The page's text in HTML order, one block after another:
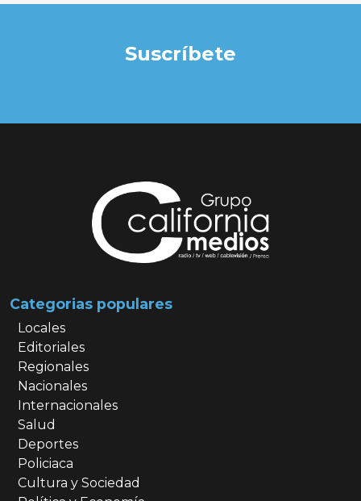
Suscríbete
Categorias populares
Locales
Editoriales
Regionales
Nacionales
Internacionales
Salud
Deportes
Policiaca
Cultura y Sociedad